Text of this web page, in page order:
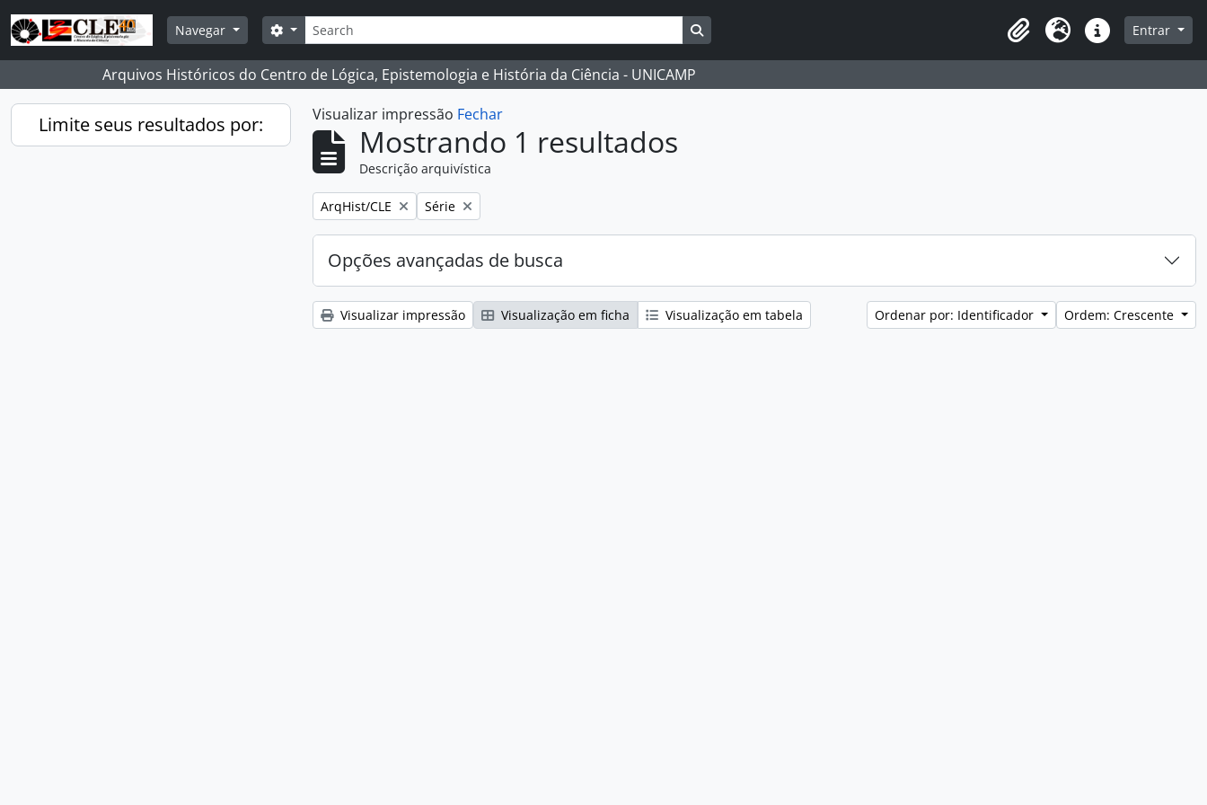
Skip to main content
Navegar
Buscar
Opções de busca
Clipboard
Idioma Atalhos Entrar
Arquivos Históricos do Centro de Lógica, Epistemologia e História da Ciência - UNICAMP
Limite seus resultados por: Visualizar impressão Fechar
Mostrando 1 resultados
Descrição arquivística
Remover filtro:
ArqHist/CLE Remover filtro:
Série
Opções avançadas de busca
Visualizar impressão Visualização em ficha Visualização em tabela Ordenar por: Identificador Ordem: Crescente